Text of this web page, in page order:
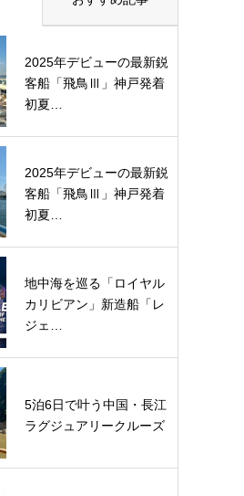
2025年デビューの最新鋭
客船「飛鳥Ⅲ」神戸発着
初夏…
2025年デビューの最新鋭
客船「飛鳥Ⅲ」神戸発着
初夏…
地中海を巡る「ロイヤル
カリビアン」新造船「レ
ジェ…
5泊6日で叶う中国・長江
ラグジュアリークルーズ